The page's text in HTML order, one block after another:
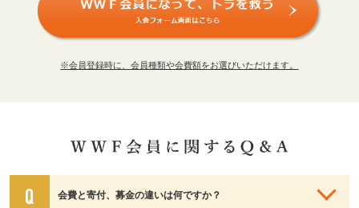
※会員登録時に、会員種類や会費額をお選びいただけます。
会費と寄付、募金の違いは何ですか？